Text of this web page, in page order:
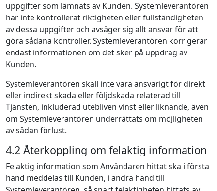
uppgifter som lämnats av Kunden. Systemleverantören
har inte kontrollerat riktigheten eller fullständigheten
av dessa uppgifter och avsäger sig allt ansvar för att
göra sådana kontroller. Systemleverantören korrigerar
endast informationen om det sker på uppdrag av
Kunden.
Systemleverantören skall inte vara ansvarigt för direkt
eller indirekt skada eller följdskada relaterad till
Tjänsten, inkluderad utebliven vinst eller liknande, även
om Systemleverantören underrättats om möjligheten
av sådan förlust.
4.2 Återkoppling om felaktig information
Felaktig information som Användaren hittat ska i första
hand meddelas till Kunden, i andra hand till